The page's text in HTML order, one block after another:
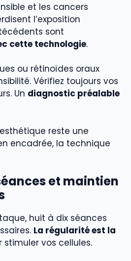
et les cancers
l’exposition
sont
cette technologie.
ou rétinoïdes oraux
Vérifiez toujours vos
Un diagnostic préalable
reste une
encadrée, la technique
et maintien
huit à dix séances
La régularité est la
stimuler vos cellules.